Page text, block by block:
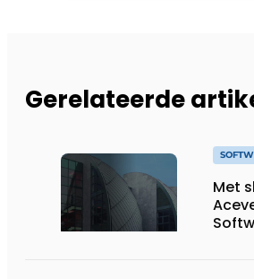
Gerelateerde
Met